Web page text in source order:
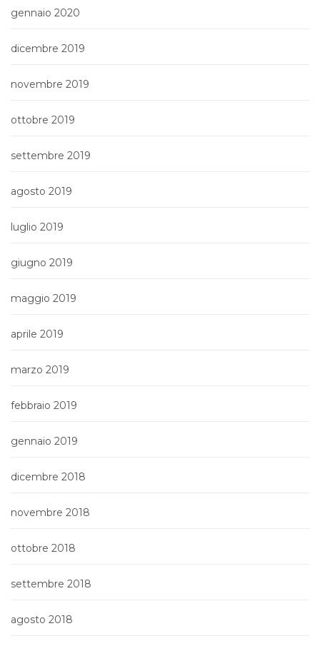
gennaio 2020
dicembre 2019
novembre 2019
ottobre 2019
settembre 2019
agosto 2019
luglio 2019
giugno 2019
maggio 2019
aprile 2019
marzo 2019
febbraio 2019
gennaio 2019
dicembre 2018
novembre 2018
ottobre 2018
settembre 2018
agosto 2018